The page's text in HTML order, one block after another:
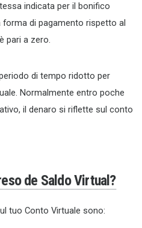
indicata per il bonifico
di pagamento rispetto al
pari a zero.
di tempo ridotto per
Normalmente entro poche
il denaro si riflette sul conto
de Saldo Virtual?
tuo Conto Virtuale sono: